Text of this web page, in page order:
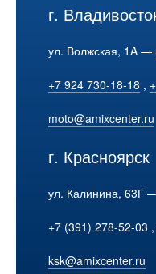
г.
ул. Волжская, 1A —
+7 924 730-18-18 ,
moto@amixcenter.ru
г. Красноярск
ул. Калинина, 63Г
+7 (391) 278-52-03 ,
ksk@amixcenter.ru